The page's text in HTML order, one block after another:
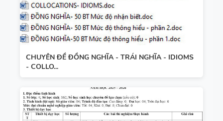
CHUYÊN ĐỀ ĐỒNG NGHĨA - TRÁI NGHĨA - IDIOMS
- COLLO...